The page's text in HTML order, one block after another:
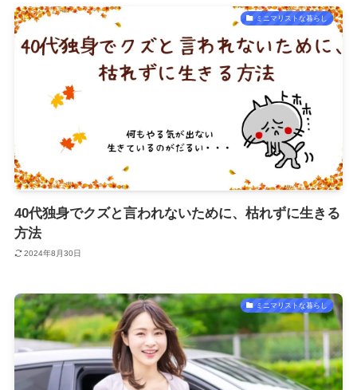
ミニマリストな暮らし
40代独身でクズと言われないために、枯れずに生きる
方法
2024年8月30日
ミニマリストな暮らし